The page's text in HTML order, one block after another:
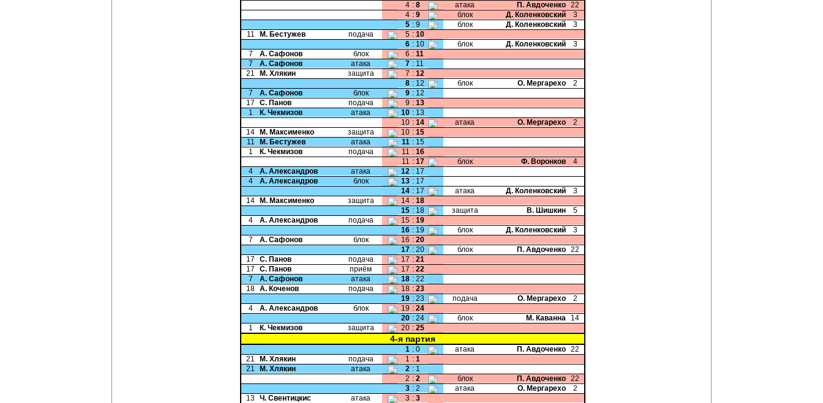
4 : 8 атака П. Авдоченко 22
4 : 9 блок Д. Коленковский
3
5 : 9 блок Д. Коленковский
3
11
М. Бестужев подача 5 : 10
6 : 10 блок Д. Коленковский
3
7
А. Сафонов блок 6 : 11
7
А. Сафонов атака 7 : 11
21
М. Хлякин защита 7 : 12
8 : 12 блок О. Мергарехо
2
7
А. Сафонов блок 9 : 12
17
С. Панов подача 9 : 13
1
К. Чекмизов атака 10 : 13
10 : 14 атака О. Мергарехо
2
14
М. Максименко защита 10 : 15
11
М. Бестужев атака 11 : 15
1
К. Чекмизов подача 11 : 16
11 : 17 блок Ф. Воронков
4
4
А. Александров атака 12 : 17
4
А. Александров блок 13 : 17
14 : 17 атака Д. Коленковский
3
14
М. Максименко защита 14 : 18
15 : 18 защита В. Шишкин
5
4
А. Александров подача 15 : 19
16 : 19 блок Д. Коленковский
3
7
А. Сафонов блок 16 : 20
17 : 20 блок П. Авдоченко 22
17
С. Панов подача 17 : 21
17
С. Панов приём 17 : 22
7
А. Сафонов атака 18 : 22
18 А. Коченов подача 18 : 23
19 : 23 подача О. Мергарехо
2
4
А. Александров блок 19 : 24
20 : 24 блок М. Каванна
14
1
К. Чекмизов защита 20 : 25
4-я партия
1 : 0 атака П. Авдоченко 22
21
М. Хлякин подача 1 : 1
21
М. Хлякин атака 2 : 1
2 : 2 блок П. Авдоченко 22
3 : 2 атака О. Мергарехо
2
13 Ч. Свентицкис атака 3 : 3